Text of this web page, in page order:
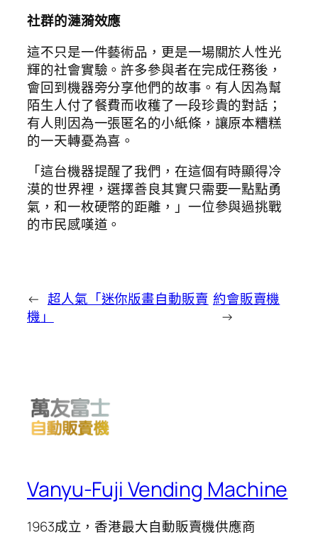
社群的漣漪效應
這不只是一件藝術品，更是一場關於人性光
輝的社會實驗。許多參與者在完成任務後，
會回到機器旁分享他們的故事。有人因為幫
陌生人付了餐費而收穫了一段珍貴的對話；
有人則因為一張匿名的小紙條，讓原本糟糕
的一天轉憂為喜。
「這台機器提醒了我們，在這個有時顯得冷
漠的世界裡，選擇善良其實只需要一點點勇
氣，和一枚硬幣的距離，」一位參與過挑戰
的市民感嘆道。
← 超人氣「迷你版畫自動販賣
機」
約會販賣機
→
Vanyu-Fuji Vending Machine
1963成立，香港最大自動販賣機供應商